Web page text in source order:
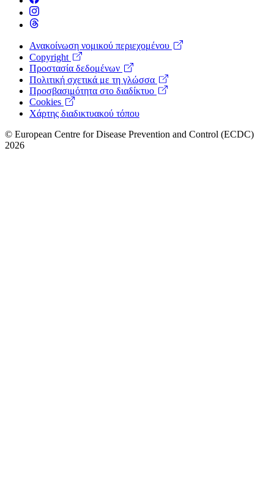
Footer
Menu
Ανακοίνωση νομικού περιεχομένου
Copyright
Προστασία δεδομένων
Πολιτική σχετικά με τη γλώσσα
Προσβασιμότητα στο διαδίκτυο
Cookies
Χάρτης διαδικτυακού τόπου
© European Centre for Disease Prevention and Control (ECDC)
2026